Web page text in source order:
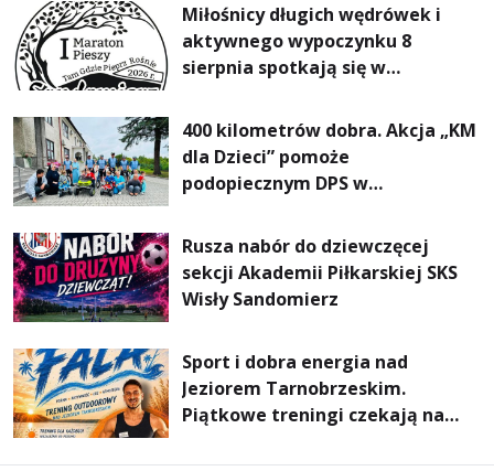
Miłośnicy długich wędrówek i
aktywnego wypoczynku 8
sierpnia spotkają się w
Pieszym „Tam Gdzie Pieprz
Rośnie”
400 kilometrów dobra. Akcja „KM
dla Dzieci” pomoże
podopiecznym DPS w
Rusza nabór do dziewczęcej
sekcji Akademii Piłkarskiej SKS
Wisły Sandomierz
Sport i dobra energia nad
Jeziorem Tarnobrzeskim.
Piątkowe treningi czekają na